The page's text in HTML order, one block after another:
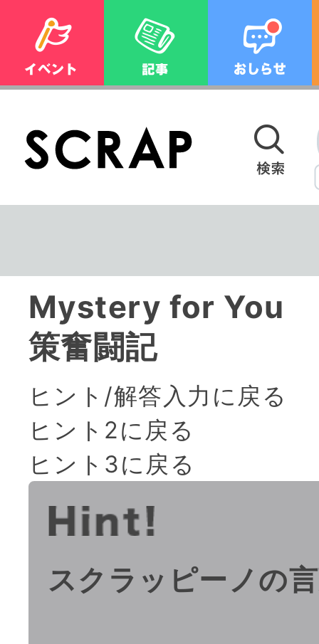
Mystery for You
策奮闘記
ヒント/解答入力に戻る
ヒント2に戻る
ヒント3に戻る
スクラッピーノの